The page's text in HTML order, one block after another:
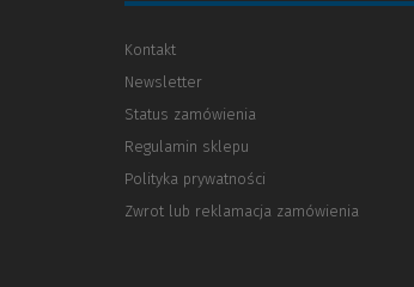
Kontakt
Newsletter
Status zamówienia
Regulamin sklepu
Polityka prywatności
innej
Zwrot lub reklamacja zamówienia